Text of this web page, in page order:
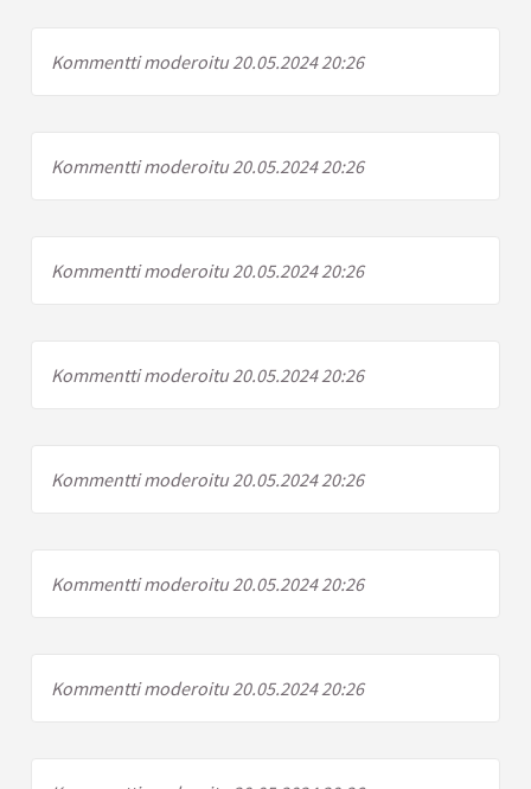
Kommentti moderoitu 20.05.2024 20:26
Kommentti moderoitu 20.05.2024 20:26
Kommentti moderoitu 20.05.2024 20:26
Kommentti moderoitu 20.05.2024 20:26
Kommentti moderoitu 20.05.2024 20:26
Kommentti moderoitu 20.05.2024 20:26
Kommentti moderoitu 20.05.2024 20:26